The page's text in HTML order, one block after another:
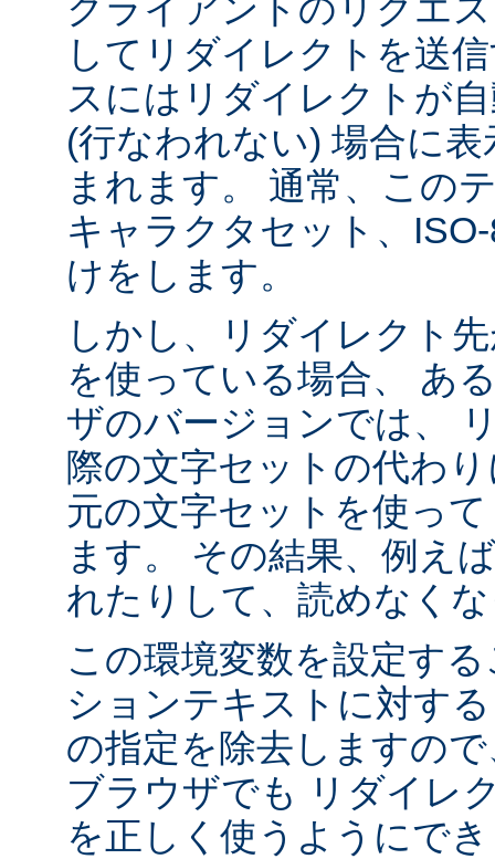
クライアントのリクエ
してリダイレクトを送
スにはリダイレクトが
(行なわれない) 場合に
まれます。 通常、この
キャラクタセット、
けをします。
しかし、リダイレクト
を使っている場合、 あ
ザのバージョンでは、
際の文字セットの代わ
元の文字セットを使っ
ます。 その結果、例え
れたりして、読めなく
この環境変数を設定す
ションテキストに対す
の指定を除去しますの
ブラウザでも リダイレ
を正しく使うようにで